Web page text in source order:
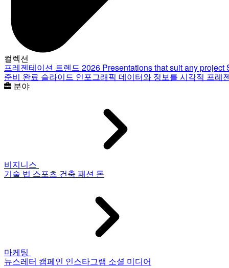
컬렉션
프레젠테이션 트렌드 2026 Presentations that suit any project
준비 완료 슬라이드 인포그래픽 데이터와 정보를 시각적 프레
분야
비지니스
기술 법 스포츠 건축 패션 돈
마케팅
뉴스레터 캠페인 인스타그램 소셜 미디어